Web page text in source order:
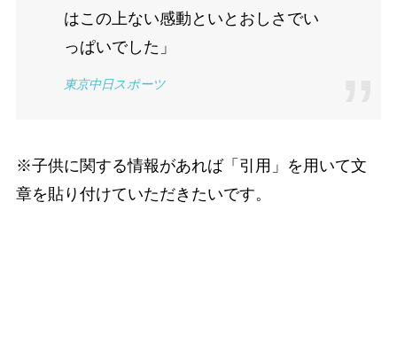
はこの上ない感動といとおしさでい
っぱいでした」
東京中日スポーツ
※子供に関する情報があれば「引用」を用いて文
章を貼り付けていただきたいです。